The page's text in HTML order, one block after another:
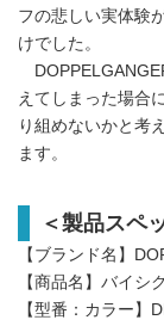
フの悲しい実体験
けでした。
えてしまった場合
り組めないかと考
ます。
＜製品スペ
【ブランド名】
【商品名】バイシ
【型番：カラー】